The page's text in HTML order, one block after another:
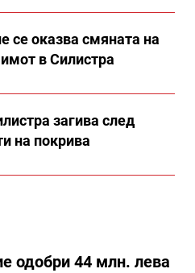
се оказва смяната на
в Силистра
загива след
на покрива
одобри 44 млн. лева